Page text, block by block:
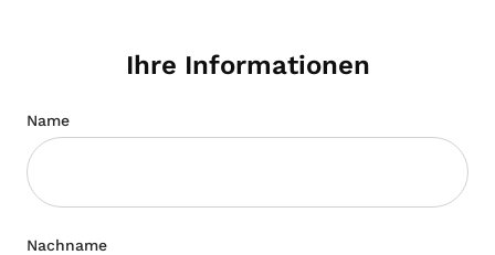
Ihre Informationen
Name
Nachname